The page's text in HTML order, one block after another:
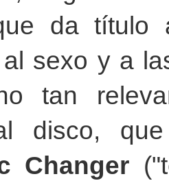
da título
sexo y a
tan
disco,
Changer